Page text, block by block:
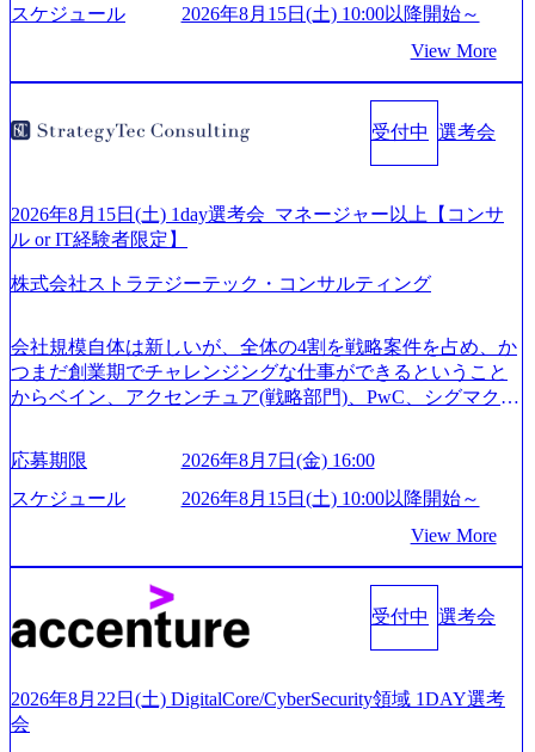
生、メディアなど リモート比率99%、福岡や北海道在中者
業、通信業界に強みがあり、ヘルスケアな業界は広げてい
く予定 インセンティブ支給という他社にはない制度 ワンプ
始～ 2026年8月7日(金) 16:00 ※枠が限られておりますので、
ご応募いただいてもご対応できない可能性がございます ※
だいたご応募者様については、1dayではなく通常選考での
ご案内とさせていただきます ● 面接(1次・最終を一度の面
についてご連絡させていただきます。 ● 一日で最終面接ま
合、後日面接や面談のお時間をいただく場合がございます
● 面接、条件面談それぞれ最大1時間を想定しております ・
実施前日までに日程およびURLを共有させていただきます
・面接および条件面談ともに、どの時間開始となってもご
ますと幸いです ※1day選考会のご参加希望の方は、事前に
GAB試験を受検いただきます(受験期限は1day選考会実施日
の3日前まで)。 ※ただし、30代以上のコンサルファーム経
験3年以上の方はGAB受検免除、書類選考のみ。 書類選考
通過後に、GAB試験に合格している方へ1day選考会当日の
ご案内をさせていただきます。 急速なグローバル化により
既存事業では成長戦略を描く事が困難になった大手企業を
サポートするため、新規事業立案や既存事業のトランスフ
たします。 (1)既存または新規大手事業会社から依頼された
「経営戦略」等のコンサルティング支援を行います。クラ
イアントは各業界上位5社をターゲットとし、特にCXOクラ
スケジュール
2026年8月15日(土) 10:00以降開始～
View More
受付中 選考会
2026年8月15日(土) 1day選考会_マネージャー以上【コンサ
ル or IT経験者限定】
株式会社ストラテジーテック・コンサルティング
会社規模自体は新しいが、全体の4割を戦略案件を占め、か
つまだ創業期でチャレンジングな仕事ができるということ
からベイン、アクセンチュア(戦略部門)、PwC、シグマクシ
が続々ジョインするピュアな戦略を伸ばす新興ファーム。
事業会社機能へ携われる可能性※SaaSプロダクト、地方創
生、メディアなど リモート比率99%、福岡や北海道在中者
業、通信業界に強みがあり、ヘルスケアな業界は広げてい
く予定 インセンティブ支給という他社にはない制度 ワンプ
ール制を敷く、柔軟な組織 2026年8月15日(土) 10:00以降開
始～ 2026年8月7日(金) 16:00 ※枠が限られておりますので、
ご応募いただいてもご対応できない可能性がございます ※
ご応募者様については、1dayではなく通常選考でのご案内
とさせていただきます ● 面接(1次・最終を一度の面接で実
応募期限
2026年8月7日(金) 16:00
スケジュール
2026年8月15日(土) 10:00以降開始～
View More
受付中 選考会
2026年8月22日(土) DigitalCore/CyberSecurity領域 1DAY選考
会